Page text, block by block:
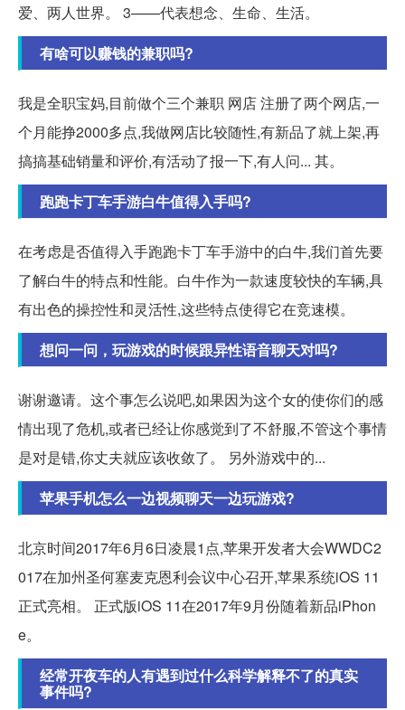
爱、两人世界。 3——代表想念、生命、生活。
有啥可以赚钱的兼职吗?
我是全职宝妈,目前做个三个兼职 网店 注册了两个网店,一
个月能挣2000多点,我做网店比较随性,有新品了就上架,再
搞搞基础销量和评价,有活动了报一下,有人问... 其。
跑跑卡丁车手游白牛值得入手吗?
在考虑是否值得入手跑跑卡丁车手游中的白牛,我们首先要
了解白牛的特点和性能。白牛作为一款速度较快的车辆,具
有出色的操控性和灵活性,这些特点使得它在竞速模。
想问一问，玩游戏的时候跟异性语音聊天对吗?
谢谢邀请。这个事怎么说吧,如果因为这个女的使你们的感
情出现了危机,或者已经让你感觉到了不舒服,不管这个事情
是对是错,你丈夫就应该收敛了。 另外游戏中的...
苹果手机怎么一边视频聊天一边玩游戏?
北京时间2017年6月6日凌晨1点,苹果开发者大会WWDC2
017在加州圣何塞麦克恩利会议中心召开,苹果系统iOS 11
正式亮相。 正式版iOS 11在2017年9月份随着新品iPhon
e。
经常开夜车的人有遇到过什么科学解释不了的真实
事件吗?